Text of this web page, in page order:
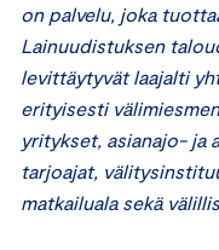
on palvelu, joka
Lainuudistuksen
levittäytyvät laajalti
erityisesti
yritykset, asianajo- ja
tarjoajat,
matkailuala sekä